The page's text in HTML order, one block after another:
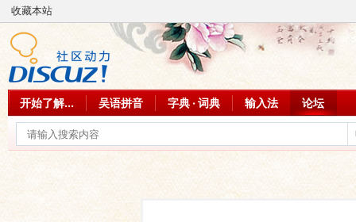
收藏本站
开始了解... 吴语拼音 字典 · 词典 输入法 论坛